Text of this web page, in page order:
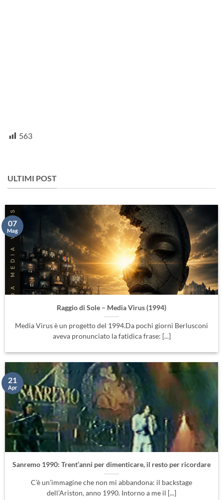
563
ULTIMI POST
Raggio di Sole – Media Virus (1994)
Media Virus è un progetto del 1994.Da pochi giorni Berlusconi
aveva pronunciato la fatidica frase: [...]
07
Mag
Sanremo 1990: Trent’anni per dimenticare, il resto per ricordare
C’è un’immagine che non mi abbandona: il backstage
dell’Ariston, anno 1990. Intorno a me il [...]
21
Apr